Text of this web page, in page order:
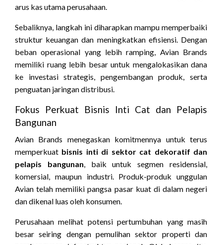
arus kas utama perusahaan.
Sebaliknya, langkah ini diharapkan mampu memperbaiki
struktur keuangan dan meningkatkan efisiensi. Dengan
beban operasional yang lebih ramping, Avian Brands
memiliki ruang lebih besar untuk mengalokasikan dana
ke investasi strategis, pengembangan produk, serta
penguatan jaringan distribusi.
Fokus Perkuat Bisnis Inti Cat dan Pelapis
Bangunan
Avian Brands menegaskan komitmennya untuk terus
memperkuat bisnis inti di sektor cat dekoratif dan
pelapis bangunan, baik untuk segmen residensial,
komersial, maupun industri. Produk-produk unggulan
Avian telah memiliki pangsa pasar kuat di dalam negeri
dan dikenal luas oleh konsumen.
Perusahaan melihat potensi pertumbuhan yang masih
besar seiring dengan pemulihan sektor properti dan